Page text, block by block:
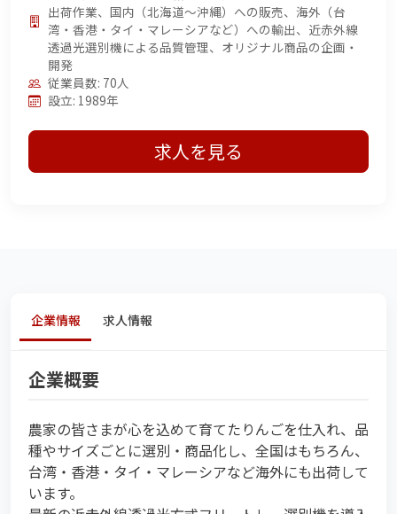
出荷作業、国内（北海道〜沖縄）への販売、海外（台
湾・香港・タイ・マレーシアなど）への輸出、近赤外線
透過光選別機による品質管理、オリジナル商品の企画・
開発
従業員数: 70人
設立: 1989年
求人を見る
企業情報 求人情報
企業概要
農家の皆さまが心を込めて育てたりんごを仕入れ、品
種やサイズごとに選別・商品化し、全国はもちろん、
台湾・香港・タイ・マレーシアなど海外にも出荷して
います。